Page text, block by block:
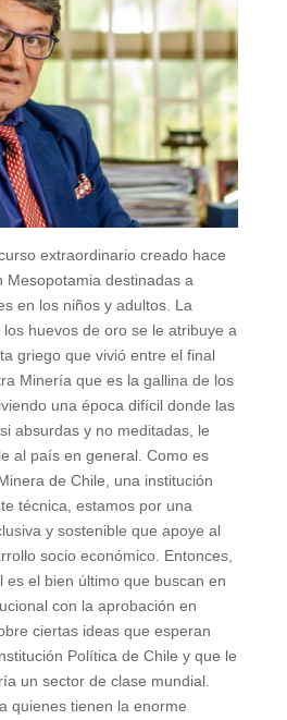
extraordinario creado hace
Mesopotamia destinadas a
en los niños y adultos. La
huevos de oro se le atribuye a
griego que vivió entre el final
Minería que es la gallina de los
una época difícil donde las
absurdas y no meditadas, le
al país en general. Como es
de Chile, una institución
técnica, estamos por una
y sostenible que apoye al
socio económico. Entonces,
es el bien último que buscan en
con la aprobación en
ciertas ideas que esperan
Política de Chile y que le
un sector de clase mundial.
quienes tienen la enorme